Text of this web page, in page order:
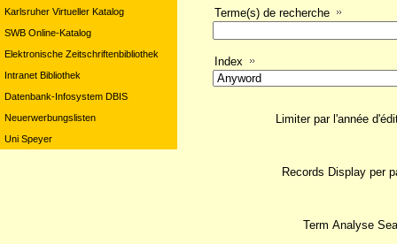
Karlsruher Virtueller Katalog
SWB Online-Katalog
Elektronische Zeitschriftenbibliothek
Intranet Bibliothek
Datenbank-Infosystem DBIS
Neuerwerbungslisten
Uni Speyer
Terme(s) de recherche
Index
Term Analyse
Limiter par l'année
Records Display per